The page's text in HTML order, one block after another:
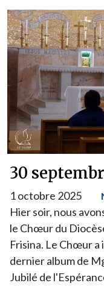
30
1 octobre 2025
Hier soir, nous
le Chœur du
Frisina. Le Chœur
dernier album de
Jubilé de